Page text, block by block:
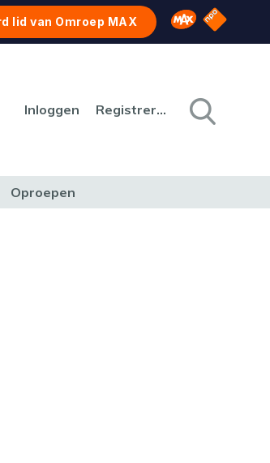
lid van Omroep MAX Omroep MAX
NPO
Inloggen Registreren
Oproepen